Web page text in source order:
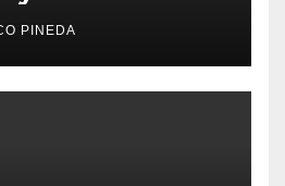
PINEDA